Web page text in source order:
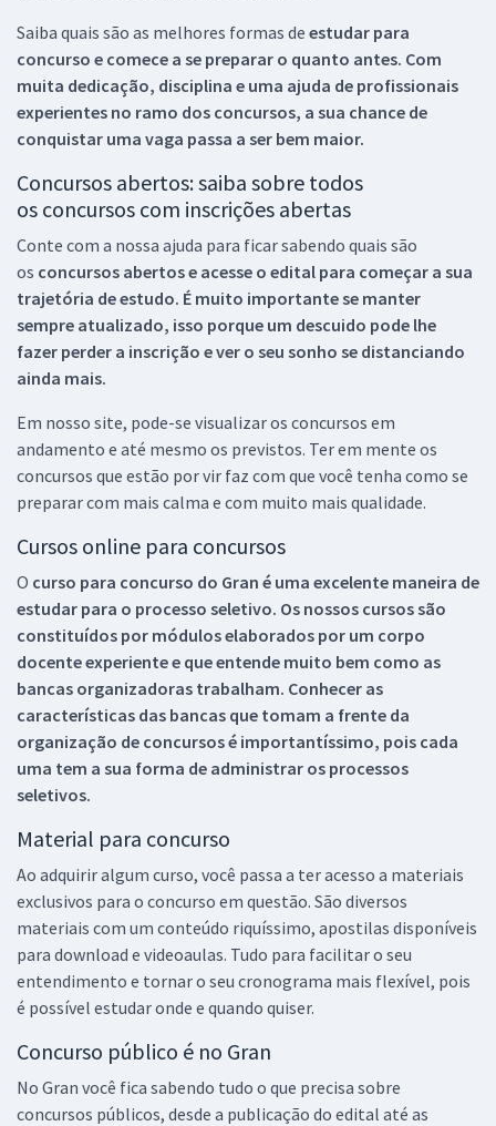
Saiba quais são as melhores formas de estudar para
concurso e comece a se preparar o quanto antes. Com
muita dedicação, disciplina e uma ajuda de profissionais
experientes no ramo dos concursos, a sua chance de
conquistar uma vaga passa a ser bem maior.
Concursos abertos: saiba sobre todos
os concursos com inscrições abertas
Conte com a nossa ajuda para ficar sabendo quais são
os concursos abertos e acesse o edital para começar a sua
trajetória de estudo. É muito importante se manter
sempre atualizado, isso porque um descuido pode lhe
fazer perder a inscrição e ver o seu sonho se distanciando
ainda mais.
Em nosso site, pode-se visualizar os concursos em
andamento e até mesmo os previstos. Ter em mente os
concursos que estão por vir faz com que você tenha como se
preparar com mais calma e com muito mais qualidade.
Cursos online para concursos
O curso para concurso do Gran é uma excelente maneira de
estudar para o processo seletivo. Os nossos cursos são
constituídos por módulos elaborados por um corpo
docente experiente e que entende muito bem como as
bancas organizadoras trabalham. Conhecer as
características das bancas que tomam a frente da
organização de concursos é importantíssimo, pois cada
uma tem a sua forma de administrar os processos
seletivos.
Material para concurso
Ao adquirir algum curso, você passa a ter acesso a materiais
exclusivos para o concurso em questão. São diversos
materiais com um conteúdo riquíssimo, apostilas disponíveis
para download e videoaulas. Tudo para facilitar o seu
entendimento e tornar o seu cronograma mais flexível, pois
é possível estudar onde e quando quiser.
Concurso público é no Gran
No Gran você fica sabendo tudo o que precisa sobre
concursos públicos, desde a publicação do edital até as